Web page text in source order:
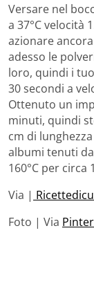
Versare nel
a 37°C velocità
azionare
adesso le
loro, quindi i
30 secondi a
Ottenuto un
minuti, quindi
cm di
albumi tenuti
160°C per circa
Via |
Foto | Via